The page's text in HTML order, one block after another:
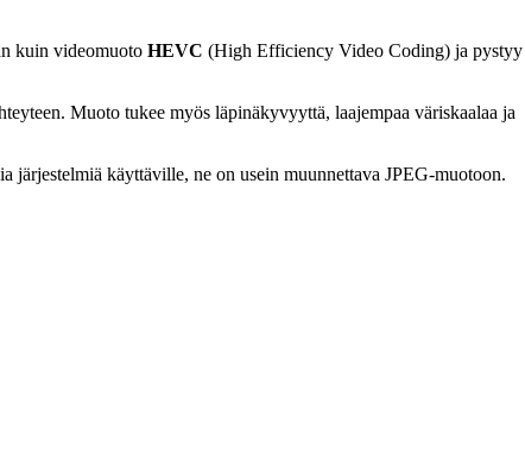
kuin videomuoto HEVC (High Efficiency Video Coding) ja pystyy
Muoto tukee myös läpinäkyvyyttä, laajempaa väriskaalaa ja
käyttäville, ne on usein muunnettava JPEG-muotoon.